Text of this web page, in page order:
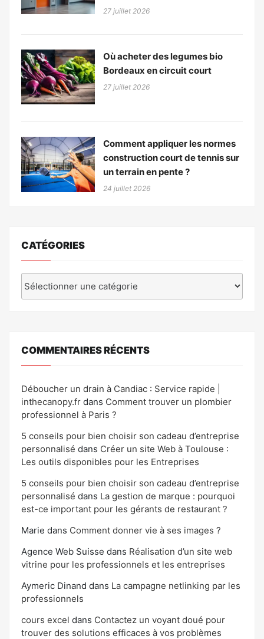
27 juillet 2026
Où acheter des legumes bio
Bordeaux en circuit court
27 juillet 2026
Comment appliquer les normes
construction court de tennis sur
un terrain en pente ?
24 juillet 2026
CATÉGORIES
COMMENTAIRES RÉCENTS
Déboucher un drain à Candiac : Service rapide |
inthecanopy.fr dans Comment trouver un plombier
professionnel à Paris ?
5 conseils pour bien choisir son cadeau d’entreprise
personnalisé dans Créer un site Web à Toulouse :
Les outils disponibles pour les Entreprises
5 conseils pour bien choisir son cadeau d’entreprise
personnalisé dans La gestion de marque : pourquoi
est-ce important pour les gérants de restaurant ?
Marie dans Comment donner vie à ses images ?
Agence Web Suisse dans Réalisation d’un site web
vitrine pour les professionnels et les entreprises
Aymeric Dinand dans La campagne netlinking par les
professionnels
cours excel dans Contactez un voyant doué pour
trouver des solutions efficaces à vos problèmes